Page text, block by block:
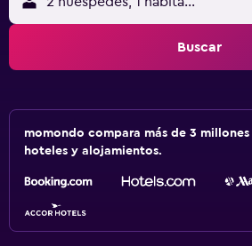
Buscar
momondo compara más de 3
hoteles y alojamientos.